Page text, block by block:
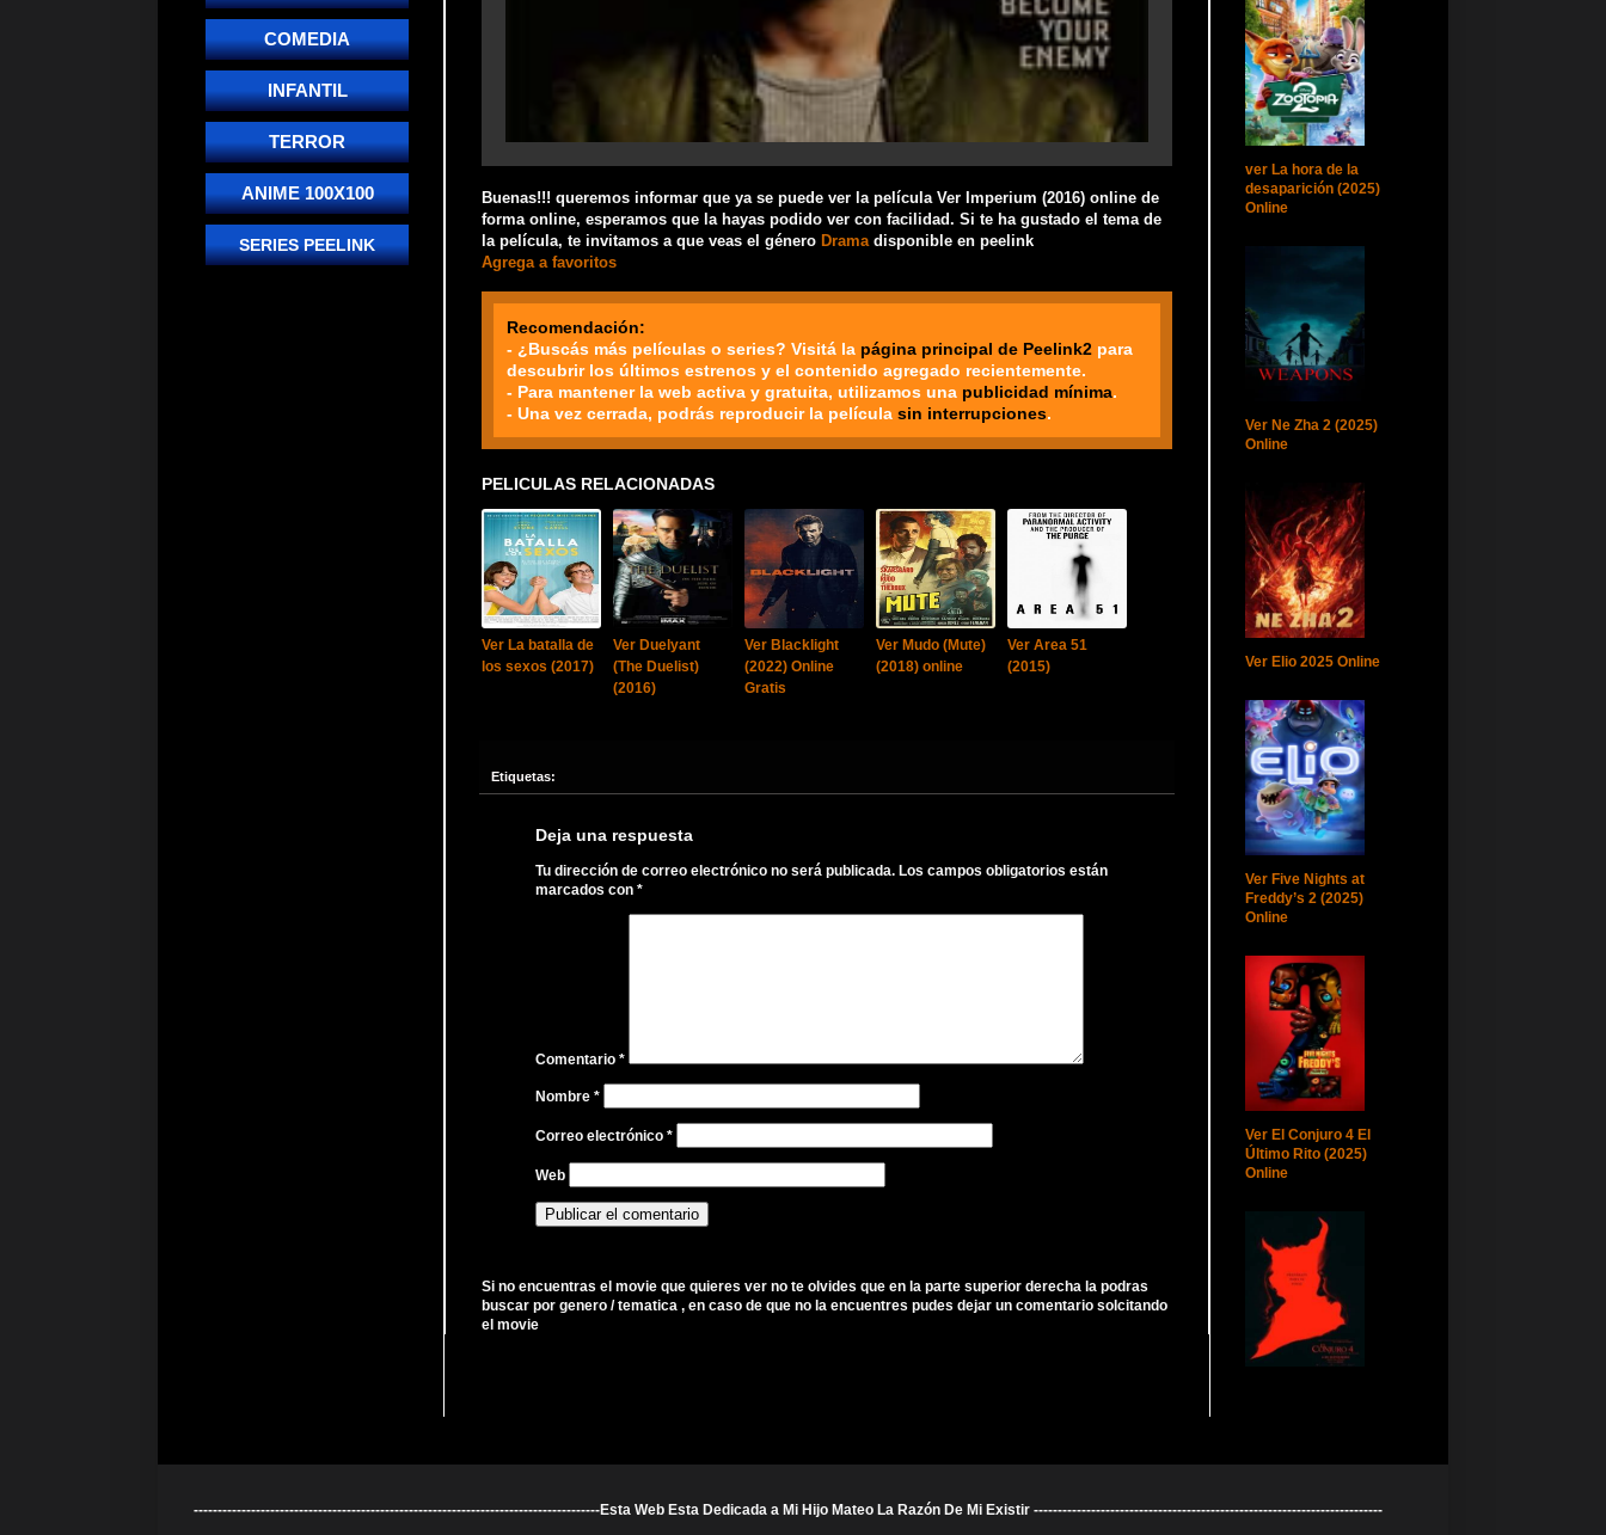
Buenas!!! queremos informar que ya se puede ver la película Ver Imperium (2016) online de
forma online, esperamos que la hayas podido ver con facilidad. Si te ha gustado el tema de
la película, te invitamos a que veas el género Dramadisponible en peelink
Agrega a favoritos
Recomendación:
- ¿Buscás más películas o series? Visitá la página principal de Peelink2 para
descubrir los últimos estrenos y el contenido agregado recientemente.
- Para mantener la web activa y gratuita, utilizamos una publicidad mínima.
- Una vez cerrada, podrás reproducir la película sin interrupciones.
PELICULAS RELACIONADAS
Ver La batalla de
los sexos (2017)
Ver Duelyant
(The Duelist)
(2016)
Ver Blacklight
(2022) Online
Gratis
Ver Mudo (Mute)
(2018) online
Ver Area 51
(2015)
Etiquetas:
Deja una respuesta
Tu dirección de correo electrónico no será publicada. Los campos obligatorios están
marcados con *
Comentario *
Nombre *
Correo electrónico *
Web
Si no encuentras el movie que quieres ver no te olvides que en la parte superior derecha la podras
buscar por genero / tematica , en caso de que no la encuentres pudes dejar un comentario solcitando
el movie
COMEDIA
INFANTIL
TERROR
ANIME 100X100
SERIES PEELINK
ver La hora de la
desaparición (2025)
Online
Ver Ne Zha 2 (2025)
Online
Ver Elio 2025 Online
Ver Five Nights at
Freddy’s 2 (2025)
Online
Ver El Conjuro 4 El
Último Rito (2025)
Online
-------------------------------------------------------------------------------------Esta Web Esta Dedicada a Mi Hijo Mateo La Razón De Mi Existir -------------------------------------------------------------------------